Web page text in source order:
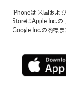
iPhoneは 米国およ
StoreはApple Inc.の
Google Inc.の商標ま